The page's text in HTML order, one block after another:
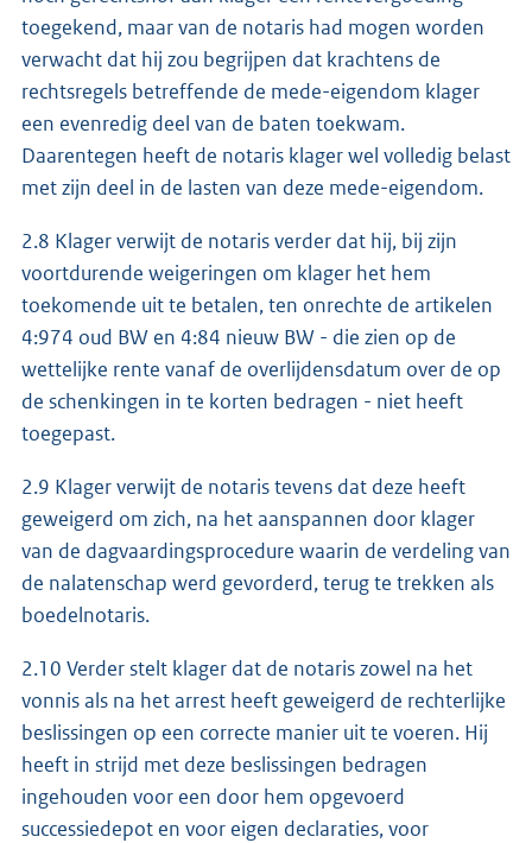
toegekend, maar van de notaris had mogen worden
verwacht dat hij zou begrijpen dat krachtens de
rechtsregels betreffende de mede-eigendom klager
een evenredig deel van de baten toekwam.
Daarentegen heeft de notaris klager wel volledig belast
met zijn deel in de lasten van deze mede-eigendom.
2.8 Klager verwijt de notaris verder dat hij, bij zijn
voortdurende weigeringen om klager het hem
toekomende uit te betalen, ten onrechte de artikelen
4:974 oud BW en 4:84 nieuw BW - die zien op de
wettelijke rente vanaf de overlijdensdatum over de op
de schenkingen in te korten bedragen - niet heeft
toegepast.
2.9 Klager verwijt de notaris tevens dat deze heeft
geweigerd om zich, na het aanspannen door klager
van de dagvaardingsprocedure waarin de verdeling van
de nalatenschap werd gevorderd, terug te trekken als
boedelnotaris.
2.10 Verder stelt klager dat de notaris zowel na het
vonnis als na het arrest heeft geweigerd de rechterlijke
beslissingen op een correcte manier uit te voeren. Hij
heeft in strijd met deze beslissingen bedragen
ingehouden voor een door hem opgevoerd
successiedepot en voor eigen declaraties, voor